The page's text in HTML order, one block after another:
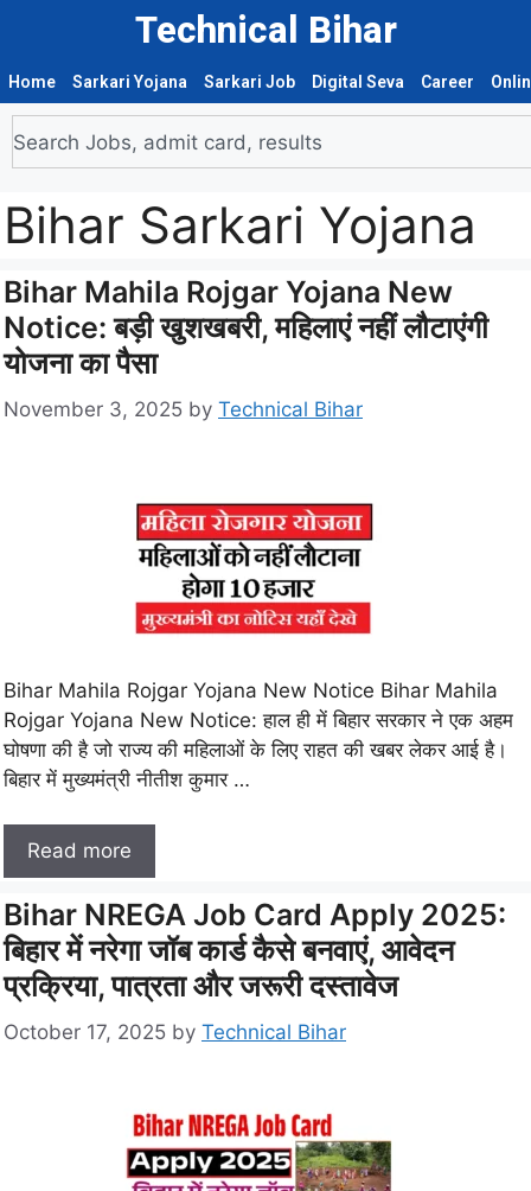
Technical Bihar
Home Sarkari Yojana Sarkari Job Digital Seva Career
Bihar Sarkari Yojana
Bihar Mahila Rojgar Yojana New
Notice: बड़ी खुशखबरी, महिलाएं नहीं लौटाएंगी
योजना का पैसा
November 3, 2025 by Technical Bihar
Bihar Mahila Rojgar Yojana New Notice Bihar Mahila
Rojgar Yojana New Notice: हाल ही में बिहार सरकार ने एक अहम
घोषणा की है जो राज्य की महिलाओं के लिए राहत की खबर लेकर आई है।
बिहार में मुख्यमंत्री नीतीश कुमार …
Read more
Bihar NREGA Job Card Apply 2025:
बिहार में नरेगा जॉब कार्ड कैसे बनवाएं, आवेदन
प्रक्रिया, पात्रता और जरूरी दस्तावेज
October 17, 2025 by Technical Bihar